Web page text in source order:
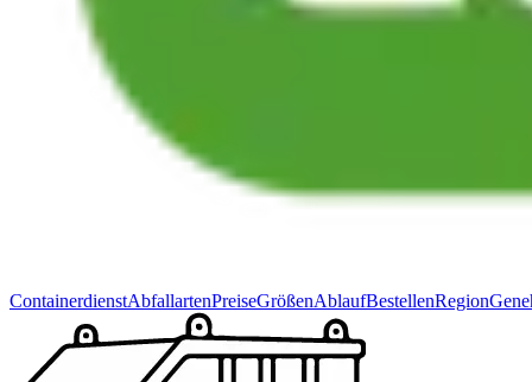
ContainerdienstAbfallartenPreiseGrößenAblaufBestellenRegion